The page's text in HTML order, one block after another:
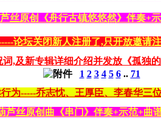
丝原创《舟行古镇悠悠然》伴奏+
论坛关闭新人注册了,只开放邀请
,及新专辑详细介绍并发放《孤独
1 2 3 4 5 6.. 71
为-----乔志忱、王厚臣、李春华三
芦丝原创曲《串门》伴奏+示范+曲